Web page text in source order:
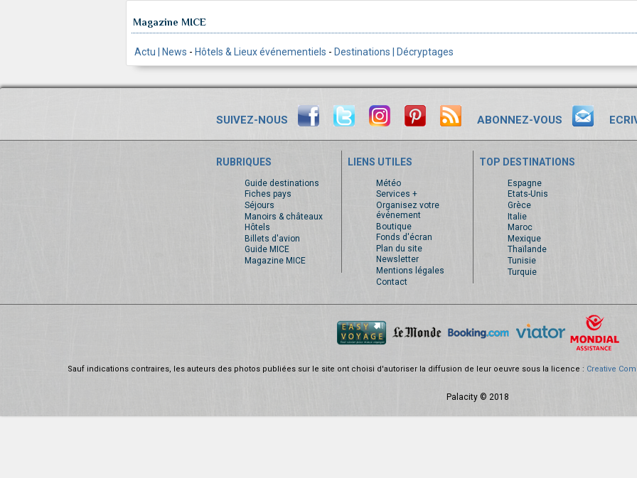
Magazine MICE
Actu | News - Hôtels & Lieux événementiels - Destinations | Décryptages
SUIVEZ-NOUS ABONNEZ-VOUS
RUBRIQUES
Guide destinations
Fiches pays
Séjours
Manoirs & châteaux
Hôtels
Billets d'avion
Guide MICE
Magazine MICE
LIENS UTILES
Météo
Services +
Organisez votre
événement
Boutique
Fonds d'écran
Plan du site
Newsletter
Mentions légales
Contact
TOP DESTINATIONS
Espagne
Etats-Unis
Grèce
Italie
Maroc
Mexique
Thaïlande
Tunisie
Turquie
Sauf indications contraires, les auteurs des photos publiées sur le site ont choisi d'autoriser la diffusion de leur oeuvre sous la licence : Creative
Palacity © 2018